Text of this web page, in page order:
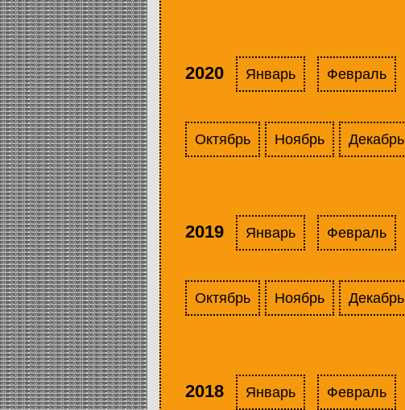
2020 Январь Февраль
Октябрь Ноябрь Декабрь
2019 Январь Февраль
Октябрь Ноябрь Декабрь
2018 Январь Февраль